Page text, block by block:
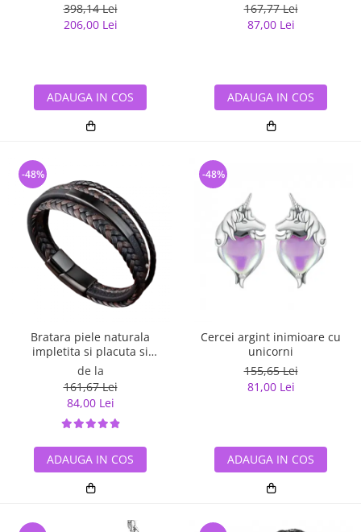
398,14 Lei
206,00 Lei
ADAUGA IN COS
167,77 Lei
87,00 Lei
ADAUGA IN COS
Bratara piele naturala
impletita si placuta si
inchizatoare din inox
de la
161,67 Lei
84,00 Lei
-48%
ADAUGA IN COS
Cercei argint inimioare cu
unicorni
155,65 Lei
81,00 Lei
-48%
ADAUGA IN COS